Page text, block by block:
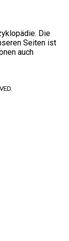
Die
Seiten ist
auch